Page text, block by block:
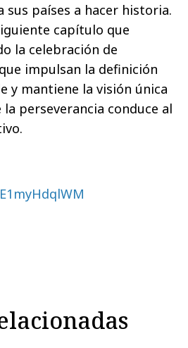
sus países a hacer historia.
capítulo que
la celebración de
impulsan la definición
y mantiene la visión única
perseverancia conduce al